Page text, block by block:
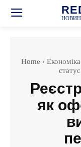
Home Економіка
як